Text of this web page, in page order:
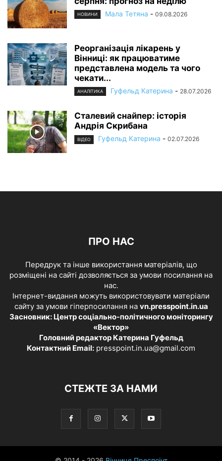
НОВИНИ Мала Тетяна - 09.08.2026
Реорганізація лікарень у
Вінниці: як працюватиме
представлена модель та чого
чекати...
АНАЛІТИКА Гуфельд Катерина - 28.07.2026
Сталевий снайпер: історія
Андрія Скрибана
ВІДЕО Гуфельд Катерина - 02.07.2026
ПРО НАС
Передрук та інше використання матеріалів, що
розміщені на сайті дозволяється за умови посилання на
нас.
Інтернет-видання можуть використовувати матеріали
сайту за умови гіперпосилання на vn.presspoint.in.ua
Засновник: Центр соціально-політичного моніторингу
«Вектор»
Головний редактор Катерина Гуфельд
Контактний Email: presspoint.in.ua@gmail.com
СТЕЖТЕ ЗА НАМИ